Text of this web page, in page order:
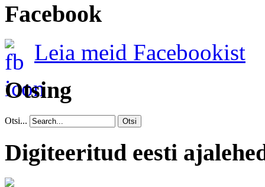
Facebook
Leia meid Facebookist
Otsing
Otsi... Otsi
Digiteeritud eesti